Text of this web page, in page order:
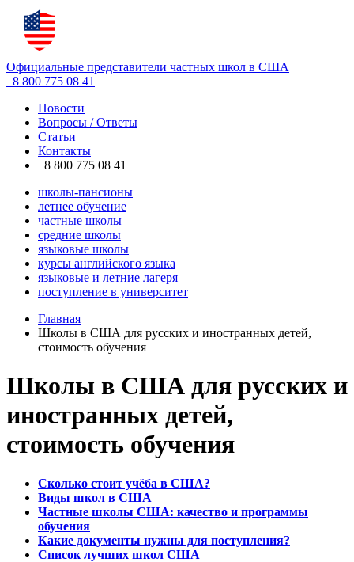
Официальные представители частных школ в США
8 800 775 08 41
Новости
Вопросы / Ответы
Статьи
Контакты
8 800 775 08 41
школы-пансионы
летнее обучение
частные школы
средние школы
языковые школы
курсы английского языка
языковые и летние лагеря
поступление в университет
Главная
Школы в США для русских и иностранных детей,
стоимость обучения
Школы в США для русских и
иностранных детей,
стоимость обучения
Сколько стоит учёба в США?
Виды школ в США
Частные школы США: качество и программы
обучения
Какие документы нужны для поступления?
Список лучших школ США